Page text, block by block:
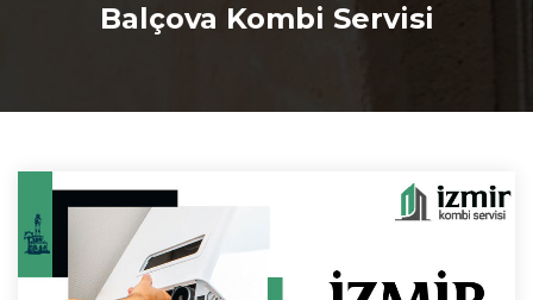
Balçova Kombi Servisi